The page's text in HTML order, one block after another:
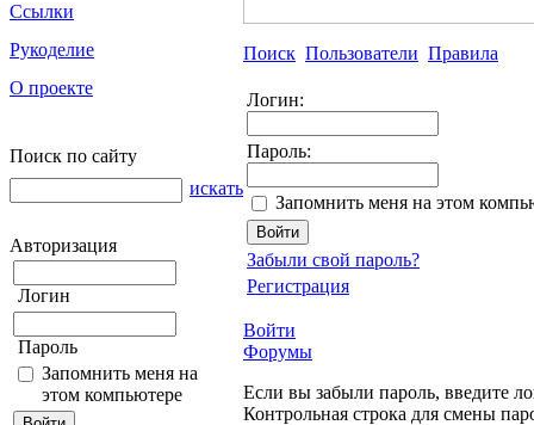
Ссылки
Рукоделие
О проекте
Поиск по сайту
искать
Авторизация
Логин
Пароль
Запомнить меня на
этом компьютере
Поиск Пользователи Правила
Логин:
Пароль:
Запомнить меня на этом
Забыли свой пароль?
Регистрация
Войти
Форумы
Если вы забыли пароль, введите
Контрольная строка для смены